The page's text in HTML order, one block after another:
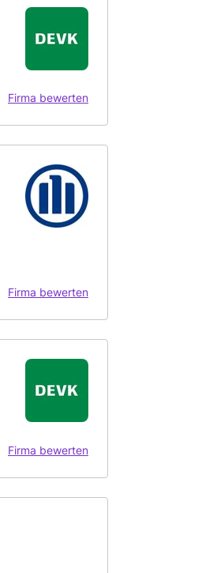
Firma bewerten
Firma bewerten
Firma bewerten